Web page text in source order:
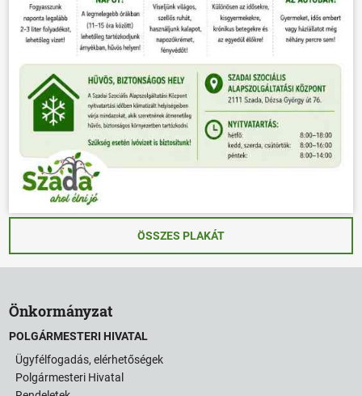
ÖSSZES PLAKÁT
Önkormányzat
POLGÁRMESTERI HIVATAL
Ügyfélfogadás, elérhetőségek
Polgármesteri Hivatal